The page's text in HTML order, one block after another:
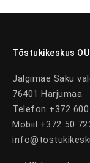
Tõstukikeskus OÜ
Jälgimäe Saku
76401 Harjumaa
Telefon +372 600
Mobiil +372 50